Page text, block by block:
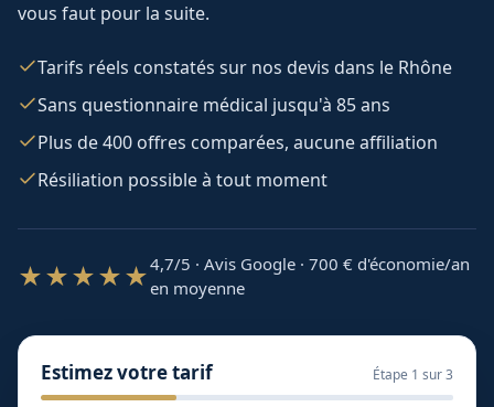
vous faut pour la suite.
Tarifs réels constatés sur nos devis dans le Rhône
Sans questionnaire médical jusqu'à 85 ans
Plus de 400 offres comparées, aucune affiliation
Résiliation possible à tout moment
★★★★★4,7/5 · Avis Google · 700 € d'économie/an
en moyenne
Estimez votre tarif Étape 1 sur 3